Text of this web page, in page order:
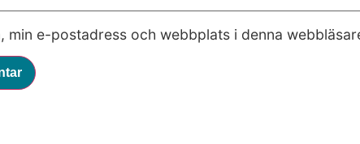
min e-postadress och webbplats i denna